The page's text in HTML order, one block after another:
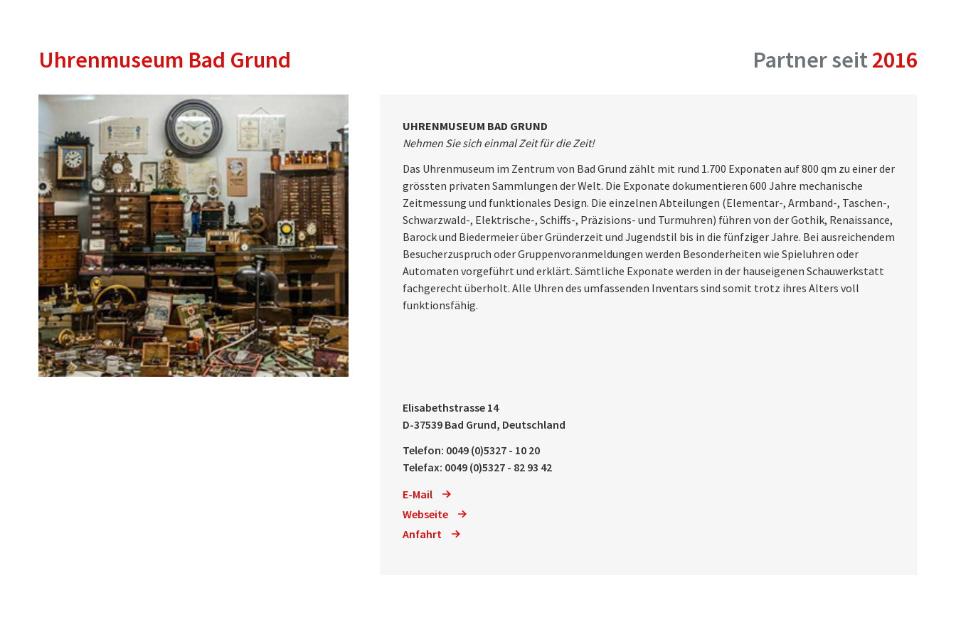
Uhrenmuseum Bad Grund Partner seit2016
UHRENMUSEUM BAD GRUND
Nehmen Sie sich einmal Zeit für die Zeit!
Das Uhrenmuseum im Zentrum von Bad Grund zählt mit rund 1.700 Exponaten auf 800 qm zu einer der
grössten privaten Sammlungen der Welt. Die Exponate dokumentieren 600 Jahre mechanische
Zeitmessung und funktionales Design. Die einzelnen Abteilungen (Elementar-, Armband-, Taschen-,
Schwarzwald-, Elektrische-, Schiffs-, Präzisions- und Turmuhren) führen von der Gothik, Renaissance,
Barock und Biedermeier über Gründerzeit und Jugendstil bis in die fünfziger Jahre. Bei ausreichendem
Besucherzuspruch oder Gruppenvoranmeldungen werden Besonderheiten wie Spieluhren oder
Automaten vorgeführt und erklärt. Sämtliche Exponate werden in der hauseigenen Schauwerkstatt
fachgerecht überholt. Alle Uhren des umfassenden Inventars sind somit trotz ihres Alters voll
funktionsfähig.
Elisabethstrasse 14
D-37539 Bad Grund, Deutschland
Telefon: 0049 (0)5327 - 10 20
Telefax: 0049 (0)5327 - 82 93 42
E-Mail
Webseite
Anfahrt